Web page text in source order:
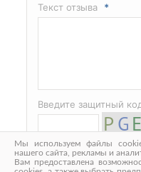
Текст отзыва *
Введите защитный
Мы используем файлы
нашего сайта, рекламы и
Вам предоставлена